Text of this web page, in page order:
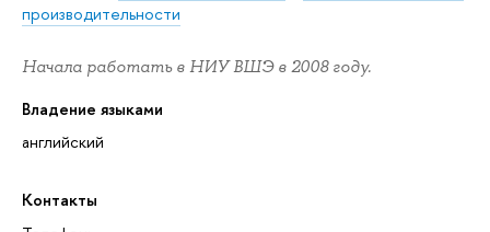
производительности
Начала работать в НИУ ВШЭ в 2008 году.
Владение языками
английский
Контакты